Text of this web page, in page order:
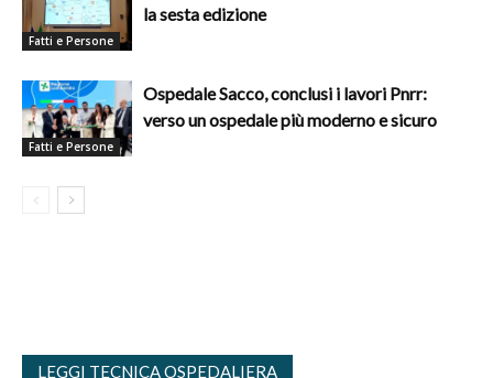
Fatti e Persone
la sesta edizione
Fatti e Persone
Ospedale Sacco, conclusi i lavori Pnrr:
verso un ospedale più moderno e sicuro
LEGGI TECNICA OSPEDALIERA